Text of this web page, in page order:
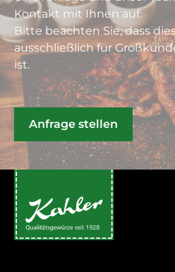
Kontakt mit Ihnen auf.
Bitte beachten Sie, dass
ausschließlich für
ist.
Anfrage stellen